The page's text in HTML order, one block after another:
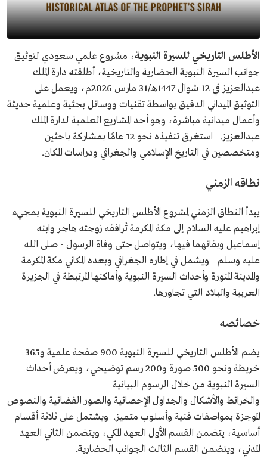
الأطلس التاريخي للسيرة النبوية، مشروع علمي سعودي لتوثيق
جوانب السيرة النبوية الحضارية والتاريخية، أطلقته دارة الملك
عبدالعزيز في 12 شوال 1447هـ/31 مارس 2026م، ويعمل على
التوثيق الميداني الدقيق بواسطة تقنيات ووسائل بحثية وعلمية حديثة
وأعمال ميدانية مباشرة، وهو أحد المشاريع العلمية لدارة الملك
عبدالعزيز. استغرق تنفيذه نحو 12 عامًا بمشاركة باحثين
ومتخصصين في التاريخ الإسلامي والجغرافي ودراسات المكان.
نطاقه الزمني
يبدأ النطاق الزمني لمشروع الأطلس التاريخي للسيرة النبوية بمجيء
إبراهيم عليه السلام إلى مكة المكرمة تُرافقه زوجته هاجر وابنه
إسماعيل وبقائهما فيها، ويتواصل حتى وفاة الرسول - صلى الله
عليه وسلم - ويشمل في إطاره الجغرافي وبعده المكاني مكة المكرمة
والمدينة المنورة وأحداث السيرة النبوية وأماكنها المرتبطة في الجزيرة
العربية والبلاد التي تجاورها.
خصائصه
يضم الأطلس التاريخي للسيرة النبوية 900 صفحة علمية و365
خريطة ونحو 500 صورة و200 رسم توضيحي، ويعرض أحداث
السيرة النبوية من خلال الرسوم البيانية
والخرائط والأشكال والجداول الإحصائية والصور الفضائية والنصوص
الموجزة بمواصفات فنية وأسلوب متميز. ويشتمل على ثلاثة أقسام
أساسية، يتضمن القسم الأول العهد المكي، ويتضمن الثاني العهد
المدني، ويتضمن القسم الثالث الجوانب الحضارية.